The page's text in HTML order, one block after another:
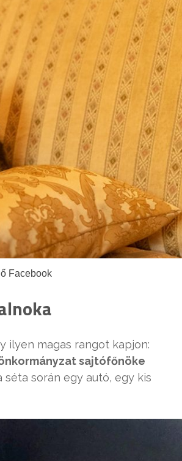
Facebook
ilyen magas rangot kapjon:
sajtófőnöke
során egy autó, egy kis